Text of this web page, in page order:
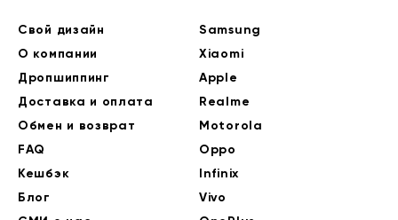
Свой дизайн
О компании
Дропшиппинг
Доставка и оплата
Обмен и возврат
FAQ
Кешбэк
Блог
Samsung
Xiaomi
Apple
Realme
Motorola
Oppo
Infinix
Vivo